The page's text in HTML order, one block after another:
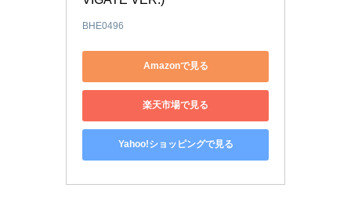
BHE0496
Amazonで見る
楽天市場で見る
Yahoo!ショッピングで見る